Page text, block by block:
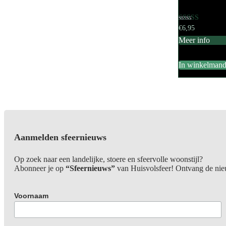
Gewaardeerd
5.00
uit 5
€6,95
Meer info
In
Aanmelden sfeernieuws
Op zoek naar een landelijke, stoere en sfeervolle woonstijl?
Abonneer je op “Sfeernieuws” van Huisvolsfeer! Ontvang de
Voornaam